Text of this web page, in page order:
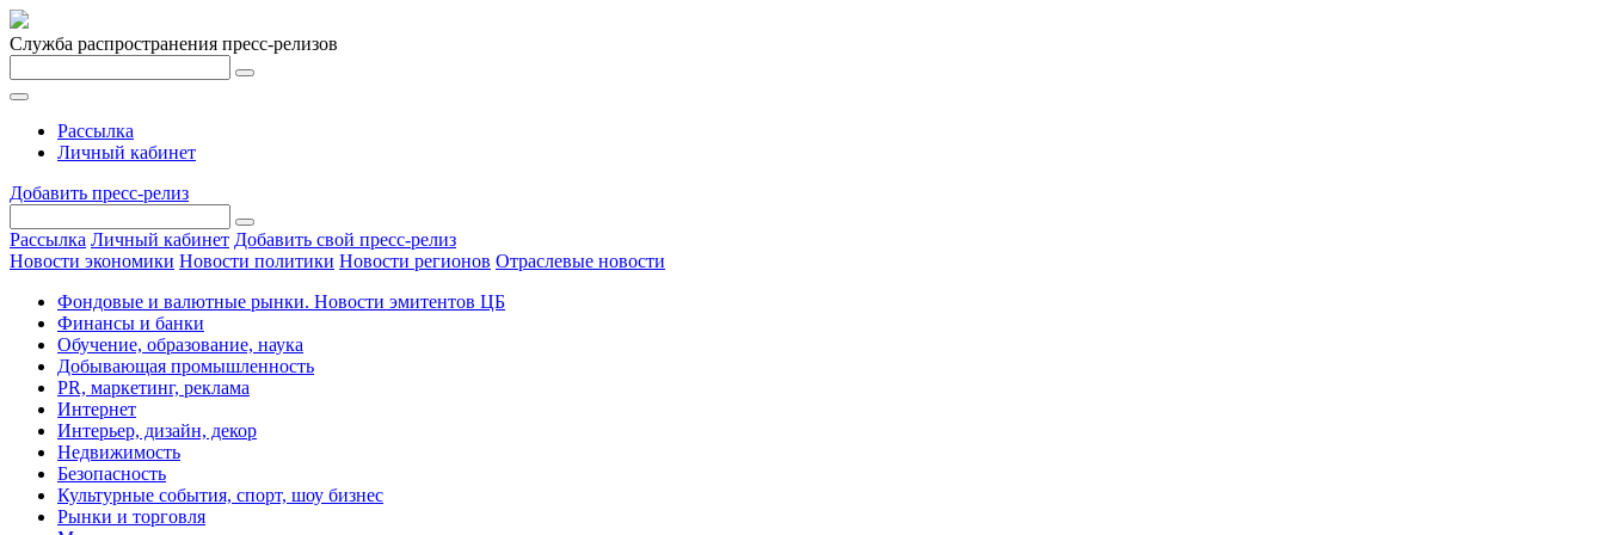
Служба распространения пресс-релизов
Рассылка
Личный кабинет
Добавить пресс-релиз
Рассылка Личный кабинет Добавить свой пресс-релиз
Новости экономики Новости политики Новости регионов Отраслевые новости
Фондовые и валютные рынки. Новости эмитентов ЦБ
Финансы и банки
Обучение, образование, наука
Добывающая промышленность
PR, маркетинг, реклама
Интернет
Интерьер, дизайн, декор
Недвижимость
Безопасность
Культурные события, спорт, шоу бизнес
Рынки и торговля